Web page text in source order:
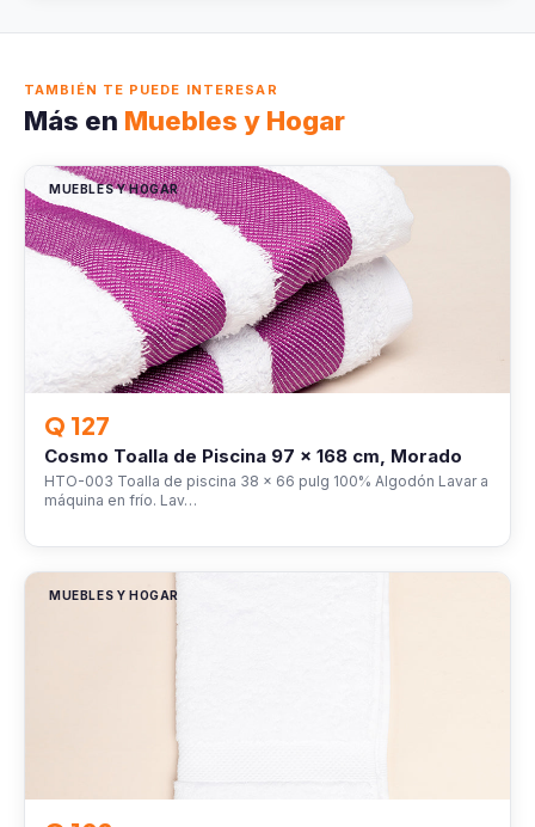
TAMBIÉN TE PUEDE INTERESAR
Más en Muebles y Hogar
MUEBLES Y HOGAR
Q 127
Cosmo Toalla de Piscina 97 x 168 cm, Morado
HTO-003 Toalla de piscina 38 x 66 pulg 100% Algodón Lavar a
máquina en frío. Lav…
MUEBLES Y HOGAR